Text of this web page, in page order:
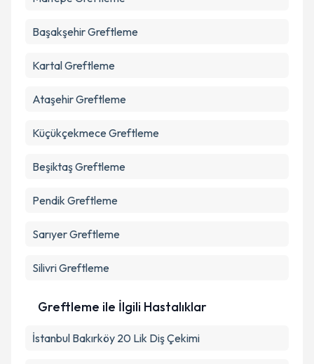
BaşakşehirGreftleme
KartalGreftleme
AtaşehirGreftleme
Küçükçekmece Greftleme
BeşiktaşGreftleme
Pendik Greftleme
SarıyerGreftleme
SilivriGreftleme
Greftleme ile İlgili Hastalıklar
İstanbul Bakırköy 20 Lik Diş Çekimi